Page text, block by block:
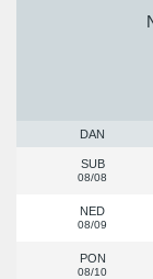
DAN
SUB
08/08
NED
08/09
PON
08/10